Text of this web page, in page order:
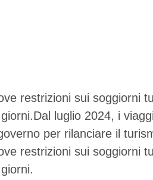
restrizioni sui soggiorni
luglio 2024, i
per rilanciare il
restrizioni sui soggiorni